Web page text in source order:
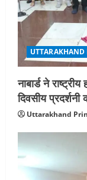
UTTARAKHAND
नाबार्ड ने
दिवसीय
Uttarakhand